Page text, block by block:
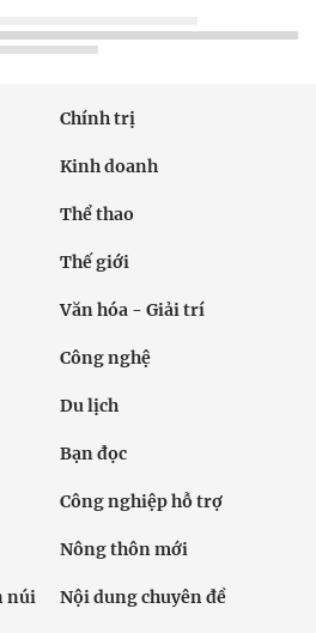
Chính trị
Kinh doanh
Thể thao
Thế giới
Văn hóa - Giải trí
Công nghệ
Du lịch
Bạn đọc
Công nghiệp hỗ trợ
Nông thôn mới
núi Nội dung chuyên đề